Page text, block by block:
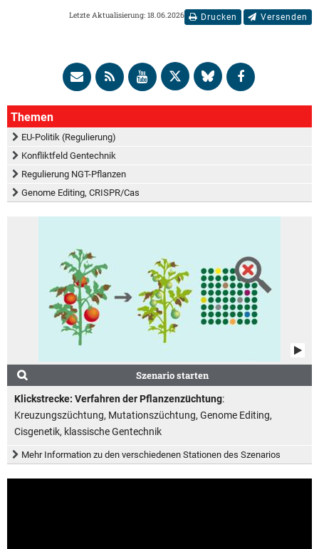
Drucken Versenden
Letzte Aktualisierung: 18.06.2026
Themen
EU-Politik (Regulierung)
Konfliktfeld Gentechnik
Regulierung NGT-Pflanzen
Genome Editing, CRISPR/Cas
Szenario starten
Klickstrecke: Verfahren der Pflanzenzüchtung:
Kreuzungszüchtung, Mutationszüchtung, Genome Editing,
Cisgenetik, klassische Gentechnik
Mehr Information zu den verschiedenen Stationen des Szenarios